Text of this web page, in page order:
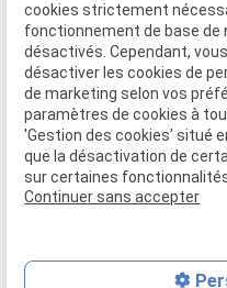
Infirmier
Expert, soins
et bien-être au
cœur de votre
domicile
Horaires
24h/24 - 7j/7
cookies strictement
fonctionnement de base de
désactivés. Cependant,
désactiver les cookies de
de marketing selon vos
paramètres de cookies à
'Gestion des cookies' situé
que la désactivation de
sur certaines
Continuer sans accepter